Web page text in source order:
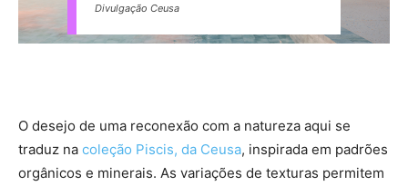
Divulgação Ceusa
O desejo de uma reconexão com a natureza aqui se
traduz na coleção Piscis, da Ceusa, inspirada em padrões
orgânicos e minerais. As variações de texturas permitem